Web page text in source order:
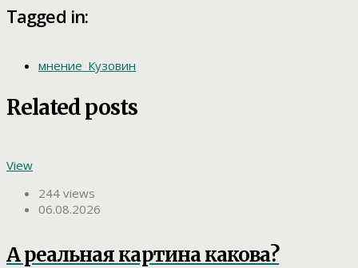
Tagged in:
мнение_Кузовин
Related posts
View
244 views
06.08.2026
А реальная картина какова?